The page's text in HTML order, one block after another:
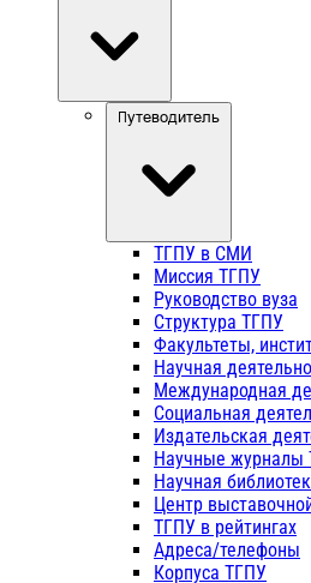
Путеводитель
ТГПУ в СМИ
Миссия ТГПУ
Руководство вуза
Структура ТГПУ
Факультеты,
Научная
Международная
Социальная
Издательская
Научные журналы
Научная
Центр
ТГПУ в рейтингах
Адреса/телефоны
Корпуса ТГПУ